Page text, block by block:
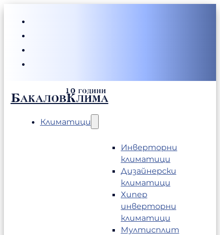
БакаловКлима
Климатици
Инверторни
климатици
Дизайнерски
климатици
Хипер
инверторни
климатици
Мултисплит